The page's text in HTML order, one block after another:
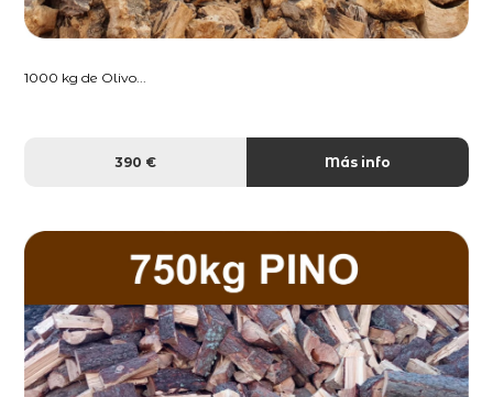
1000 kg de Olivo...
390 € Más info